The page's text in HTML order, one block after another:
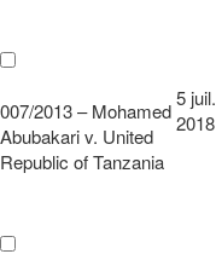
007/2013 – Mohamed
Abubakari v. United
Republic of Tanzania
5 juil.
2018